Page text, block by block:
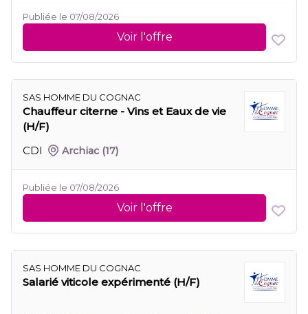
Publiée le 07/08/2026
Voir l'offre
SAS HOMME DU COGNAC
Chauffeur citerne - Vins et Eaux de vie
(H/F)
CDI
Archiac (17)
Publiée le 07/08/2026
Voir l'offre
SAS HOMME DU COGNAC
Salarié viticole expérimenté (H/F)